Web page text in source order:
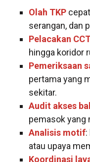
Olah TKP
serangan, dan
Pelacakan
hingga koridor
Pemeriksaan
pertama yang
sekitar.
Audit akses
pemasok yang
Analisis motif
atau upaya
Koordinasi